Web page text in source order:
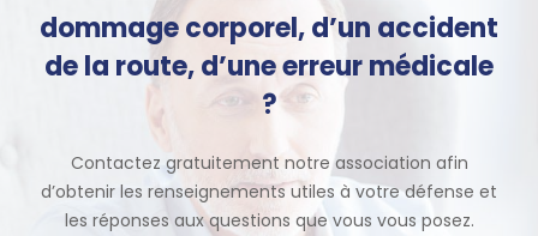
dommage corporel, d’un accident
de la route, d’une erreur médicale
?
Contactez gratuitement notre association afin
d’obtenir les renseignements utiles à votre défense et
les réponses aux questions que vous vous posez.